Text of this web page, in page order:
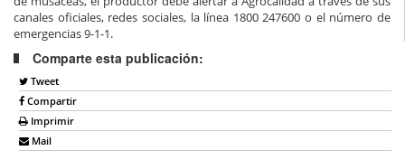
canales oficiales, redes sociales, la línea 1800 247600 o el número de
emergencias 9-1-1.
Comparte esta publicación:
Tweet
Compartir
Imprimir
Mail